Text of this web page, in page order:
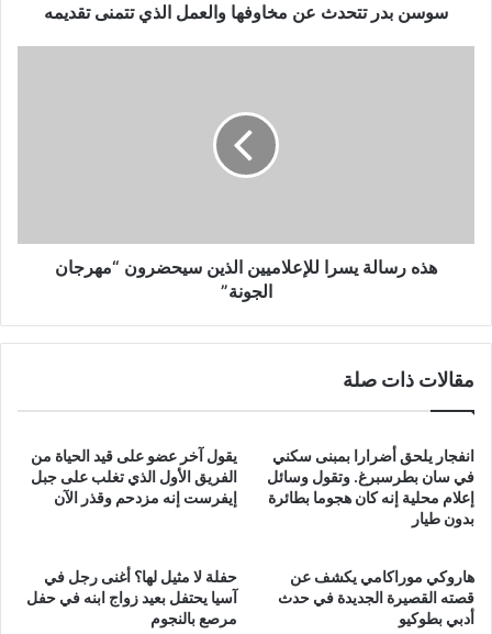
سوسن بدر تتحدث عن مخاوفها والعمل الذي تتمنى تقديمه
هذه رسالة يسرا للإعلاميين الذين سيحضرون “مهرجان
الجونة”
مقالات ذات صلة
انفجار يلحق أضرارا بمبنى سكني
في سان بطرسبرغ. وتقول وسائل
إعلام محلية إنه كان هجوما بطائرة
بدون طيار
يقول آخر عضو على قيد الحياة من
الفريق الأول الذي تغلب على جبل
إيفرست إنه مزدحم وقذر الآن
هاروكي موراكامي يكشف عن
قصته القصيرة الجديدة في حدث
أدبي بطوكيو
حفلة لا مثيل لها؟ أغنى رجل في
آسيا يحتفل بعيد زواج ابنه في حفل
مرصع بالنجوم